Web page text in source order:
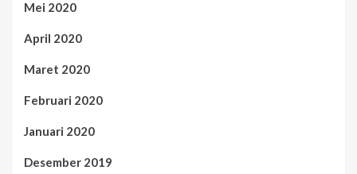
Mei 2020
April 2020
Maret 2020
Februari 2020
Januari 2020
Desember 2019